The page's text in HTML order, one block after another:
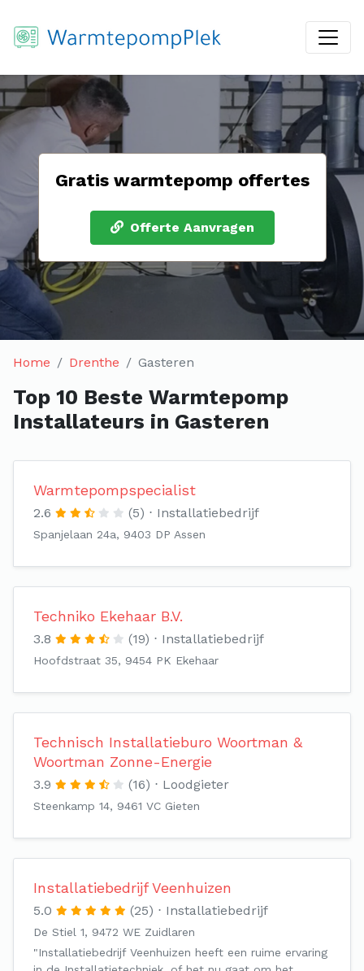
Gratis warmtepomp offertes
Offerte Aanvragen
Home Drenthe Gasteren
Top 10 Beste Warmtepomp
Installateurs in Gasteren
Warmtepompspecialist
2.6 (5) Installatiebedrijf
Spanjelaan 24a, 9403 DP Assen
Techniko Ekehaar B.V.
3.8 (19) Installatiebedrijf
Hoofdstraat 35, 9454 PK Ekehaar
Technisch Installatieburo Woortman &
Woortman Zonne-Energie
3.9 (16) Loodgieter
Steenkamp 14, 9461 VC Gieten
Installatiebedrijf Veenhuizen
5.0 (25) Installatiebedrijf
De Stiel 1, 9472 WE Zuidlaren
"Installatiebedrijf Veenhuizen heeft een ruime ervaring